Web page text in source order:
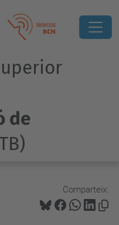
de
Comparteix: